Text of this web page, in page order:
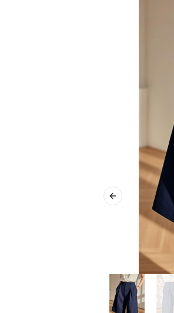
Previous slide